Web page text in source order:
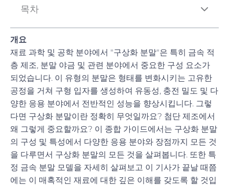
목차
개요
재료 과학 및 공학 분야에서 "구상화 분말"은 특히 금속 적
층 제조, 분말 야금 및 관련 분야에서 중요한 구성 요소가
되었습니다. 이 유형의 분말은 형태를 변화시키는 고유한
공정을 거쳐 구형 입자를 생성하여 유동성, 충전 밀도 및 다
양한 응용 분야에서 전반적인 성능을 향상시킵니다. 그렇
다면 구상화 분말이란 정확히 무엇일까요? 첨단 제조에서
왜 그렇게 중요할까요? 이 종합 가이드에서는 구상화 분말
의 구성 및 특성에서 다양한 응용 분야와 장점까지 모든 것
을 다루면서 구상화 분말의 모든 것을 살펴봅니다. 또한 특
정 금속 분말 모델을 자세히 살펴보고 이 기사가 끝날 때쯤
에는 이 매혹적인 재료에 대한 깊은 이해를 갖도록 할 것입